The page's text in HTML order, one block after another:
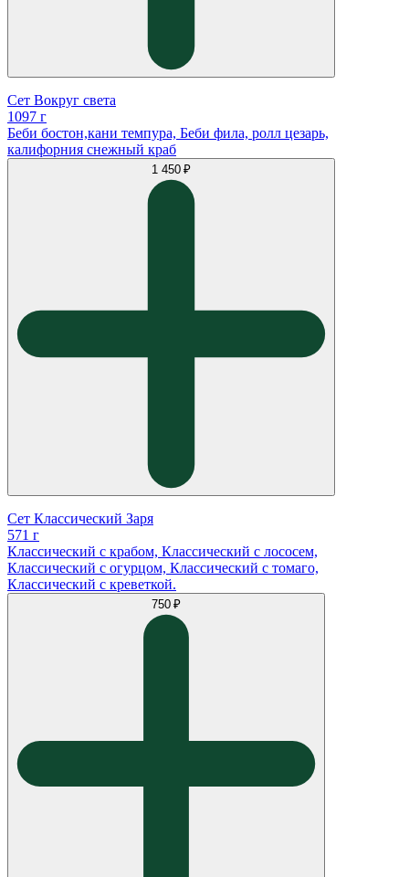
Сет Вокруг света
1097 г
Беби бостон,кани темпура, Беби фила, ролл цезарь,
калифорния снежный краб
1 450 ₽
Сет Классический Заря
571 г
Классический с крабом, Классический с лососем,
Классический с огурцом, Классический с томаго,
Классический с креветкой.
750 ₽